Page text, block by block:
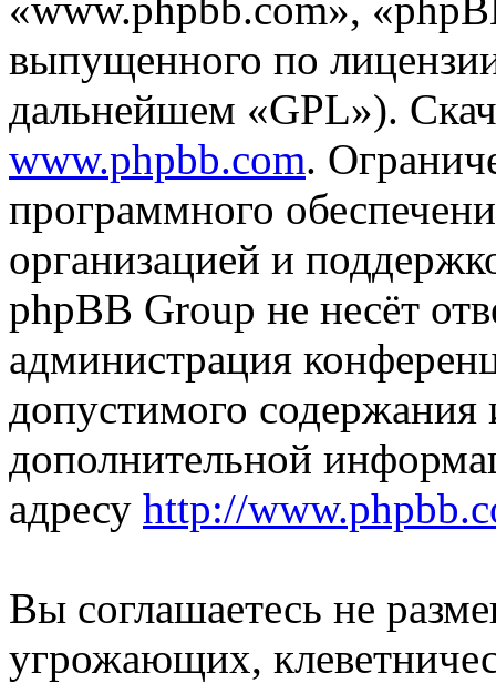
выпущенного по
дальнейшем «GPL»).
www.phpbb.com.
программного
организацией и
phpBB Group не несёт
администрация
допустимого
дополнительной
адресу http://
Вы соглашаетесь не
угрожающих,